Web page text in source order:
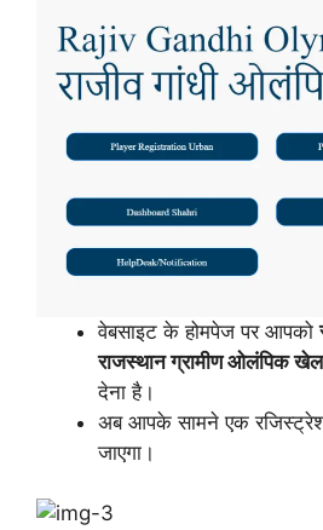
वेबसाइट के होमपेज पर आपको
राजस्थान ग्रामीण ओलंपिक खेल
देना है।
अब आपके सामने एक
जाएगा।